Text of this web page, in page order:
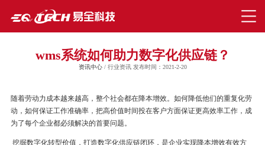
wms系统如何助力数字化供应链？
资讯中心/ 行业资讯 发布时间：2021-2-20
随着劳动力成本越来越高，整个社会都在降本增效。如何降低他们的重复化劳
动，如何保证工作准确率，把高价值时间投在客户方面保证更高效率工作，成
为了每个企业都必须解决的首要问题。
挖掘数字化转型价值，打造数字化供应链闭环，是企业实现降本增效有效方